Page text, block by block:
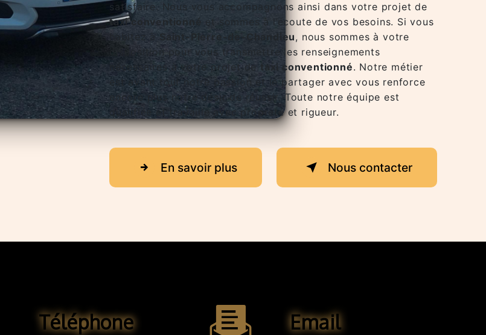
satisfaire. Nous vous accompagnons ainsi dans votre projet de
taxi conventionné et sommes à l’écoute de vos besoins. Si vous
habitez à Saint-Pierre-de-Chandieu, nous sommes à votre
disposition pour vous transmettre les renseignements
nécessaires à votre projet de taxi conventionné. Notre métier
est avant tout notre passion et le partager avec vous renforce
encore plus notre désir de réussir. Toute notre équipe est
qualifiée et travaille avec propreté et rigueur.
En savoir plus Nous contacter
Téléphone Email